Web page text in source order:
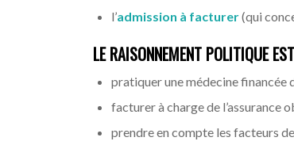
l’admission à facturer(qui
LE RAISONNEMENT POLITIQUE
pratiquer une médecine financée
facturer à charge de l’assurance
prendre en compte les facteurs